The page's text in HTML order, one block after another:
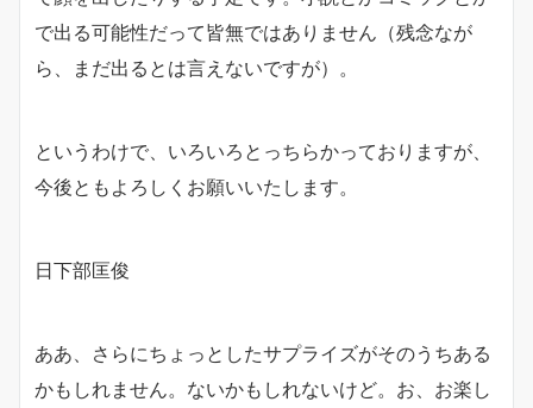
で出る可能性だって皆無ではありません（残念なが
ら、まだ出るとは言えないですが）。
というわけで、いろいろとっちらかっておりますが、
今後ともよろしくお願いいたします。
日下部匡俊
ああ、さらにちょっとしたサプライズがそのうちある
かもしれません。ないかもしれないけど。お、お楽し